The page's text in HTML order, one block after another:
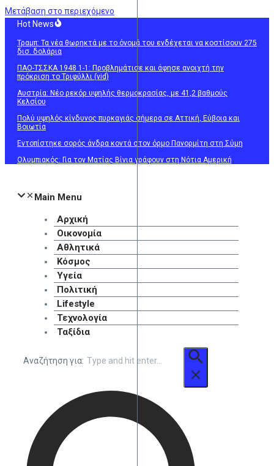
Μετάβαση στο περιεχόμενο
Hot News
Τραμπ: Τα νέα θωρηκτά με το όνομά του ενδέχεται να κοστίσουν 275
δισ. δολάρια
ΠΑΟ-ΤΣΣΚΑ 1948 1-1: Προβλημάτισε και άφησε ανοιχτή την
πρόκριση το Τριφύλλι (vid)
Αυστρία: Νέο ρεκόρ υψηλής θερμοκρασίας, με 41,2 βαθμούς
Κελσίου
Πολύ υψηλός κίνδυνος πυρκαγιάς σήμερα σε Αττική, Εύβοια και
Βοιωτία
Εντοπίστηκε σορός άνδρα κοντά στον όρμο Πανορμίτη στη Σύμη
Ολυμπιακός: Για τον Ματίας Βίνια γράφουν στη Νότια Αμερική
Main Menu
Αρχική
Οικονομία
Αθλητικά
Κόσμος
Υγεία
Πολιτική
Lifestyle
Τεχνολογία
Ταξίδια
Αναζήτηση για: